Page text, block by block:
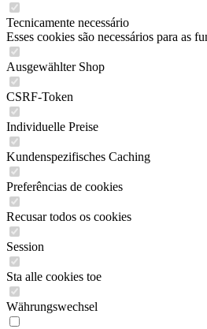
Tecnicamente necessário
Esses cookies são necessários para as
Ausgewählter Shop
CSRF-Token
Individuelle Preise
Kundenspezifisches Caching
Preferências de cookies
Recusar todos os cookies
Session
Sta alle cookies toe
Währungswechsel